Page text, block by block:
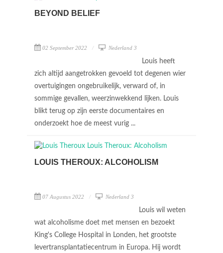
BEYOND BELIEF
02 September 2022 Nederland 3
Louis heeft
zich altijd aangetrokken gevoeld tot degenen wier
overtuigingen ongebruikelijk, verward of, in
sommige gevallen, weerzinwekkend lijken. Louis
blikt terug op zijn eerste documentaires en
onderzoekt hoe de meest vurig ...
LOUIS THEROUX: ALCOHOLISM
07 Augustus 2022 Nederland 3
Louis wil weten
wat alcoholisme doet met mensen en bezoekt
King's College Hospital in Londen, het grootste
levertransplantatiecentrum in Europa. Hij wordt